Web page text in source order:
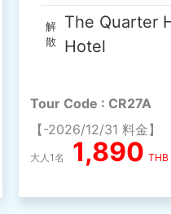
解
散
The Quarter
Hotel
Tour Code : CR27A
【-2026/12/31 料金】
大人1名 1,890 THB